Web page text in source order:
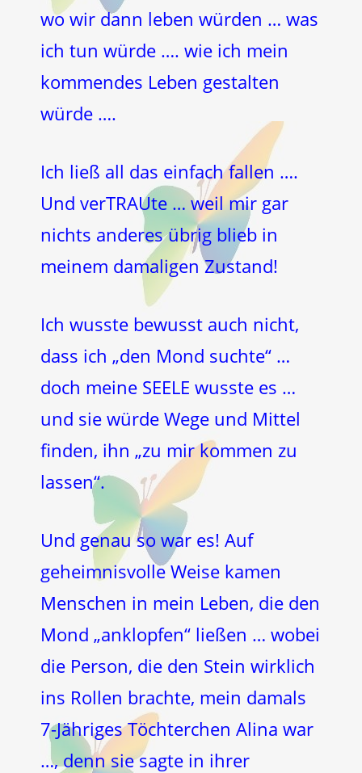
wo wir dann leben würden … was
ich tun würde …. wie ich mein
kommendes Leben gestalten
würde ….
Ich ließ all das einfach fallen ….
Und verTRAUte … weil mir gar
nichts anderes übrig blieb in
meinem damaligen Zustand!
Ich wusste bewusst auch nicht,
dass ich „den Mond suchte“ …
doch meine SEELE wusste es …
und sie würde Wege und Mittel
finden, ihn „zu mir kommen zu
lassen“.
Und genau so war es! Auf
geheimnisvolle Weise kamen
Menschen in mein Leben, die den
Mond „anklopfen“ ließen … wobei
die Person, die den Stein wirklich
ins Rollen brachte, mein damals
7-Jähriges Töchterchen Alina war
…, denn sie sagte in ihrer